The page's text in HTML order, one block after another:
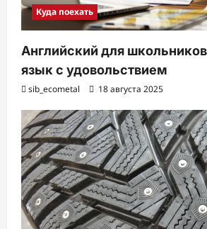
Куда поехать
Английский для
язык с удовольствием
sib_ecometal 18 августа 2025